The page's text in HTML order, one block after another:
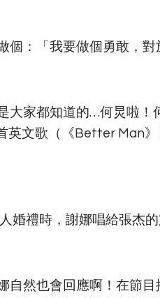
個：「我要做個勇敢，對
大家都知道的…何炅啦！
英文歌（《Better Man
婚禮時，謝娜唱給張杰的
自然也會回應啊！在節